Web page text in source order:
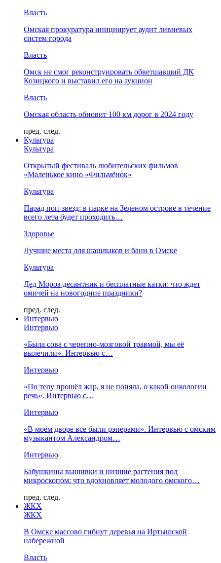
Власть
Омская прокуратура инициирует аудит ливневых
систем города
Власть
Омск не смог реконструировать обветшавший ДК
Козицкого и выставил его на аукцион
Власть
Омская область обновит 100 км дорог в 2024 году
пред. след.
Культура
Культура
Открытый фестиваль любительских фильмов
«Маленькое кино «Фильмёнок»
Культура
Парад поп-звезд: в парке на Зеленом острове в течение
всего лета будет проходить…
Здоровье
Лучшие места для шашлыков и бани в Омске
Культура
Дед Мороз-десантник и бесплатные катки: что ждет
омичей на новогодние праздники?
пред. след.
Интервью
Интервью
«Была сова с черепно-мозговой травмой, мы её
вылечили». Интервью с…
Интервью
«По телу прошёл жар, я не поняла, о какой онкологии
речь». Интервью с…
Интервью
«В моём дворе все были рэперами». Интервью с омским
музыкантом Александром…
Интервью
Бабушкины вышивки и низшие растения под
микроскопом: что вдохновляет молодого омского…
пред. след.
ЖКХ
ЖКХ
В Омске массово гибнут деревья на Иртышской
набережной
Власть